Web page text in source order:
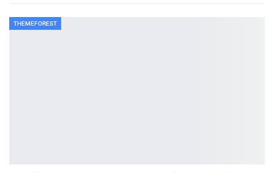
THEMEFOREST